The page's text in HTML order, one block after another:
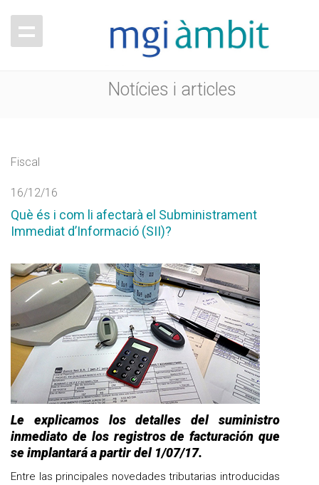
Notícies i articles
Fiscal
16/12/16
Què és i com li afectarà el Subministrament
Immediat d’Informació (SII)?
Le explicamos los detalles del suministro
inmediato de los registros de facturación que
se implantará a partir del 1/07/17.
Entre las principales novedades tributarias introducidas